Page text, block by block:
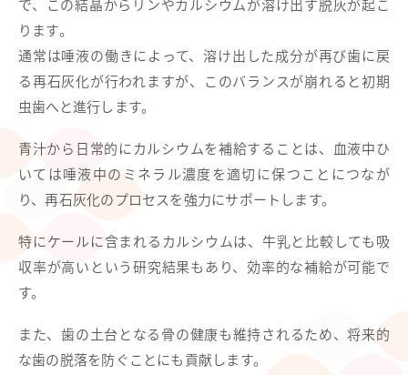
で、この結晶からリンやカルシウムが溶け出す脱灰が起こ
ります。
通常は唾液の働きによって、溶け出した成分が再び歯に戻
る再石灰化が行われますが、このバランスが崩れると初期
虫歯へと進行します。
青汁から日常的にカルシウムを補給することは、血液中ひ
いては唾液中のミネラル濃度を適切に保つことにつなが
り、再石灰化のプロセスを強力にサポートします。
特にケールに含まれるカルシウムは、牛乳と比較しても吸
収率が高いという研究結果もあり、効率的な補給が可能で
す。
また、歯の土台となる骨の健康も維持されるため、将来的
な歯の脱落を防ぐことにも貢献します。